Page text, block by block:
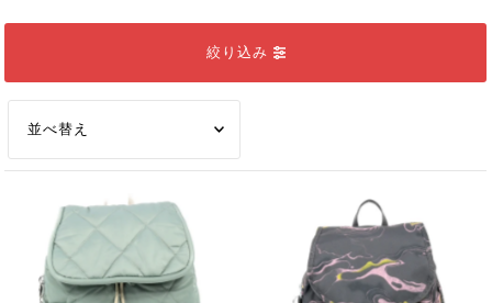
絞り込み
オススメ
関連性が最も高い
ベストセラー
アルファベット順, A-Z